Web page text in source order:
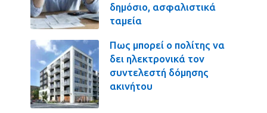
δημόσιο, ασφαλιστικά
ταμεία
Πως μπορεί ο πολίτης να
δει ηλεκτρονικά τον
συντελεστή δόμησης
ακινήτου